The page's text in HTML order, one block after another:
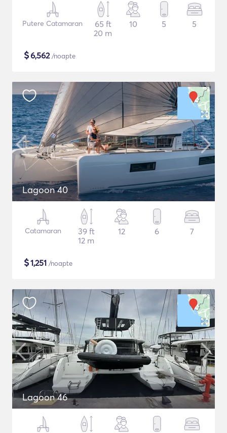
Putere Catamaran
65 ft
20 m
10 5 5
$6,562/noapte
Lagoon 40
Catamaran
39 ft
12 m
12 6 7
$1,251 /noapte
Lagoon 46